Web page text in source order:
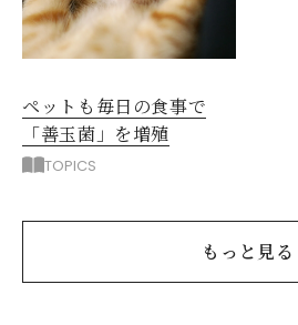
ペットも毎日の食事で
「善玉菌」を増殖
TOPICS
もっと見る